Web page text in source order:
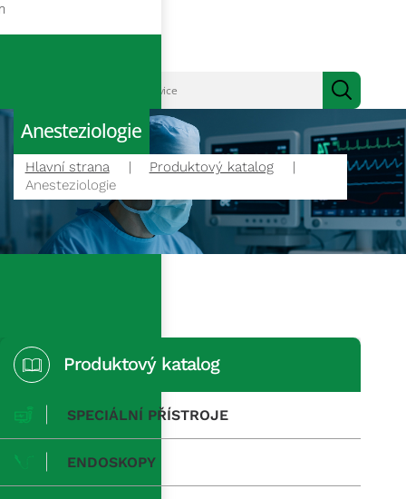
Anesteziologie
Hlavní strana
Produktový katalog
Anesteziologie
Produktový katalog
SPECIÁLNÍ PŘÍSTROJE
ENDOSKOPY